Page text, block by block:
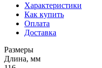
Характеристики
Как купить
Оплата
Доставка
Размеры
Длина, мм